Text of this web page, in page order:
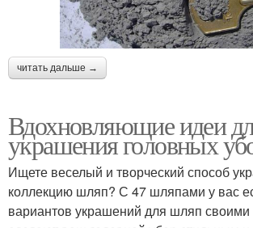
читать дальше →
Вдохновляющие идеи
украшения головных
Ищете веселый и творческий способ
коллекцию шляп? С 47 шляпами у вас
вариантов украшений для шляп